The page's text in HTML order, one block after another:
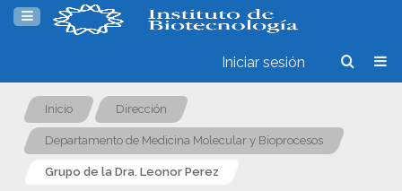
Iniciar sesión
Inicio Dirección
Departamento de Medicina Molecular y Bioprocesos
Grupo de la Dra. Leonor Perez